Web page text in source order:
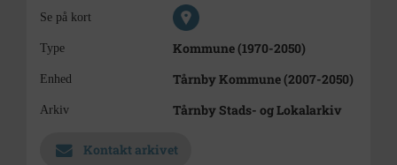
Se på kort
Type Kommune (1970-2050)
Enhed Tårnby Kommune (2007-2050)
Arkiv Tårnby Stads- og Lokalarkiv
Kontakt arkivet